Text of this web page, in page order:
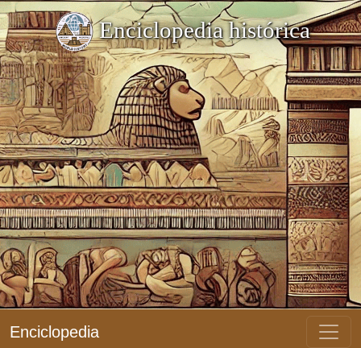
Enciclopedia histórica
Enciclopedia